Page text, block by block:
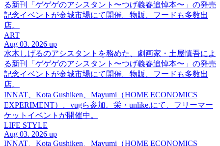
る新刊「ゲゲゲのアシスタント〜つげ義春追悼本〜」の発売
記念イベントが金城市場にて開催。物販、フードも多数出
店。
ART
Aug 03. 2026 up
水木しげるのアシスタントを務めた、劇画家・土屋慎吾によ
る新刊「ゲゲゲのアシスタント〜つげ義春追悼本〜」の発売
記念イベントが金城市場にて開催。物販、フードも多数出
店。
INNAT、Kota Gushiken、Mayumi（HOME ECONOMICS
EXPERIMENT）、vugら参加。栄・unlike.にて、フリーマー
ケットイベントが開催中。
LIFE STYLE
Aug 03. 2026 up
INNAT、Kota Gushiken、Mayumi（HOME ECONOMICS